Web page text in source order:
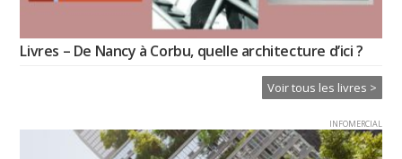
Livres – De Nancy à Corbu, quelle architecture d’ici ?
Voir tous les livres >
INFOMERCIAL